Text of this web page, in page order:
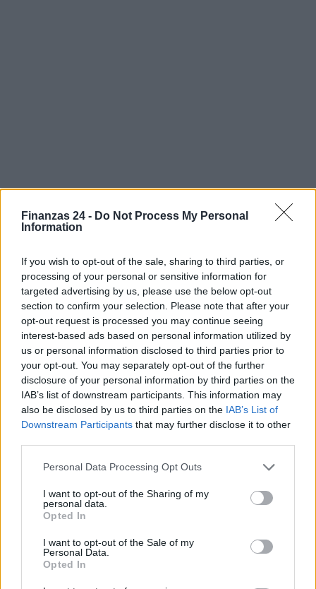
Finanzas 24 - Do Not Process My Personal
Information
If you wish to opt-out of the sale, sharing to third parties, or
processing of your personal or sensitive information for
targeted advertising by us, please use the below opt-out
section to confirm your selection. Please note that after your
opt-out request is processed you may continue seeing
interest-based ads based on personal information utilized by
us or personal information disclosed to third parties prior to
your opt-out. You may separately opt-out of the further
disclosure of your personal information by third parties on the
IAB’s list of downstream participants. This information may
also be disclosed by us to third parties on the IAB’s List of
Downstream Participants that may further disclose it to other
Please note that this website/app uses one or more Google
not limited to your visit or usage behaviour. You may click to
grant or deny consent to Google and its third-party tags to
use your data for below specified purposes in below Google
consent section.
Personal Data Processing Opt Outs
I want to opt-out of the Sharing of my
personal data.
Opted In
I want to opt-out of the Sale of my
Personal Data.
Opted In
Sigue leyendo
NEWS
El Brent cae un 8.3% y arrastra a las materias primas
Lucía Herrera · 7 Ago 2026